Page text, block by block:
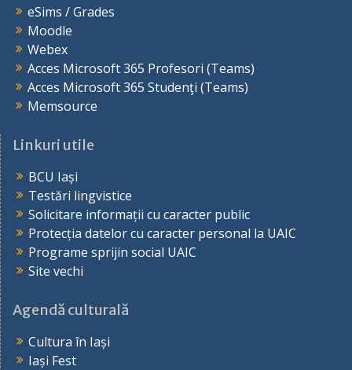
eSims / Grades
Moodle
Webex
Acces Microsoft 365 Profesori (Teams)
Acces Microsoft 365 Studenţi (Teams)
Memsource
Linkuri utile
BCU Iași
Testări lingvistice
Solicitare informații cu caracter public
Protecția datelor cu caracter personal la UAIC
Programe sprijin social UAIC
Site vechi
Agendă culturală
Cultura în Iași
Iași Fest